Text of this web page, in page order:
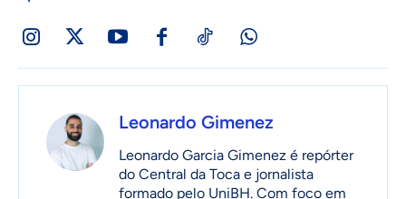
Leonardo Gimenez
Leonardo Garcia Gimenez é repórter
do Central da Toca e jornalista
formado pelo UniBH. Com foco em